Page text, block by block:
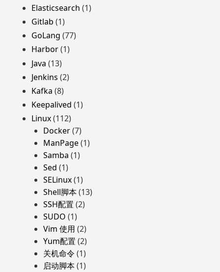
Elasticsearch (1)
Gitlab (1)
GoLang (77)
Harbor(1)
Java (13)
Jenkins (2)
Kafka (8)
Keepalived (1)
Linux(112)
Docker(7)
ManPage(1)
Samba (1)
Sed (1)
SELinux(1)
Shell脚本(13)
SSH配置 (2)
SUDO (1)
Vim 使用 (2)
Yum配置 (2)
关机命令 (1)
启动脚本(1)